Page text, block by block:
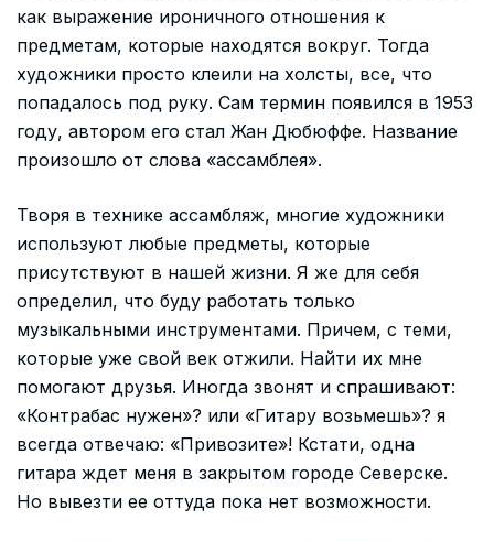
как выражение ироничного отношения к
предметам, которые находятся вокруг. Тогда
художники просто клеили на холсты, все, что
попадалось под руку. Сам термин появился в 1953
году, автором его стал Жан Дюбюффе. Название
произошло от слова «ассамблея».
Творя в технике ассамбляж, многие художники
используют любые предметы, которые
присутствуют в нашей жизни. Я же для себя
определил, что буду работать только
музыкальными инструментами. Причем, с теми,
которые уже свой век отжили. Найти их мне
помогают друзья. Иногда звонят и спрашивают:
«Контрабас нужен»? или «Гитару возьмешь»? я
всегда отвечаю: «Привозите»! Кстати, одна
гитара ждет меня в закрытом городе Северске.
Но вывезти ее оттуда пока нет возможности.